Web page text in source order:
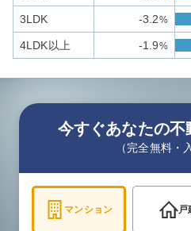
3LDK -3.2%
4LDK以上 -1.9%
今すぐあなたの不
（完全無料・
マンション 戸